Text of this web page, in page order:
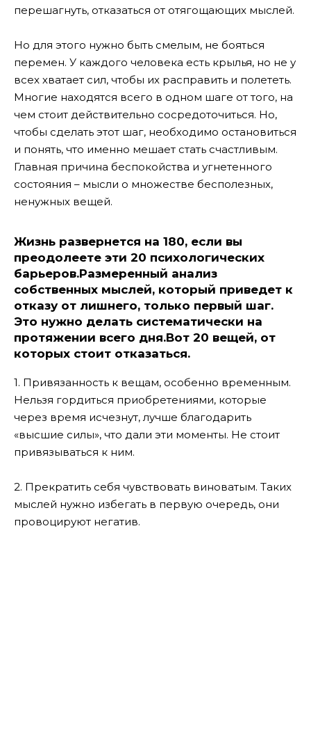
перешагнуть, отказаться от отягощающих мыслей.
Но для этого нужно быть смелым, не бояться
перемен. У каждого человека есть крылья, но не у
всех хватает сил, чтобы их расправить и полететь.
Многие находятся всего в одном шаге от того, на
чем стоит действительно сосредоточиться. Но,
чтобы сделать этот шаг, необходимо остановиться
и понять, что именно мешает стать счастливым.
Главная причина беспокойства и угнетенного
состояния – мысли о множестве бесполезных,
ненужных вещей.
Жизнь развернется на 180, если вы
преодолеете эти 20 психологических
барьеров.Размеренный анализ
собственных мыслей, который приведет к
отказу от лишнего, только первый шаг.
Это нужно делать систематически на
протяжении всего дня.Вот 20 вещей, от
которых стоит отказаться.
1. Привязанность к вещам, особенно временным.
Нельзя гордиться приобретениями, которые
через время исчезнут, лучше благодарить
«высшие силы», что дали эти моменты. Не стоит
привязываться к ним.
2. Прекратить себя чувствовать виноватым. Таких
мыслей нужно избегать в первую очередь, они
провоцируют негатив.